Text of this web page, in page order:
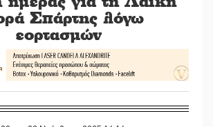
Σπάρτης λόγω
εορτασμών